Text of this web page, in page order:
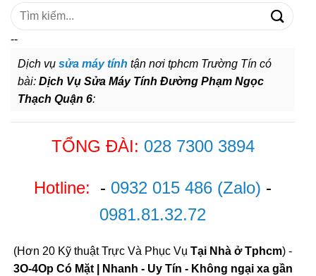
Tìm
--
Dịch vụ sửa máy tính tận nơi tphcm Trường Tín có
bài: Dịch Vụ Sửa Máy Tính Đường Phạm Ngọc
Thạch Quận 6:
TỔNG ĐÀI: 028 7300 3894
Hotline: - 0932 015 486 (Zalo) -
0981.81.32.72
(Hơn 20 Kỹ thuật Trực Và Phục Vụ Tại Nhà ở Tphcm) -
3O-4Op Có Mặt | Nhanh - Uy Tín - Không ngại xa gần